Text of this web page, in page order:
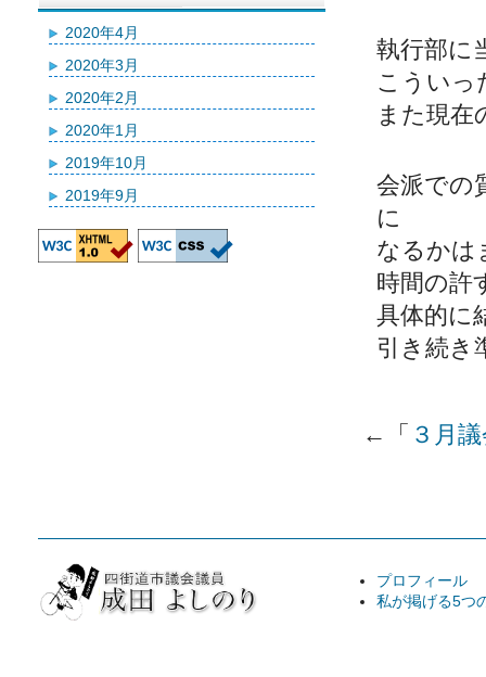
執行部に
こういっ
また現在
会派での
に
なるかは
時間の許
具体的に
引き続き
←「 ３月
2020年4月
2020年3月
2020年2月
2020年1月
2019年10月
2019年9月
プロフィール
私が掲げる5つ